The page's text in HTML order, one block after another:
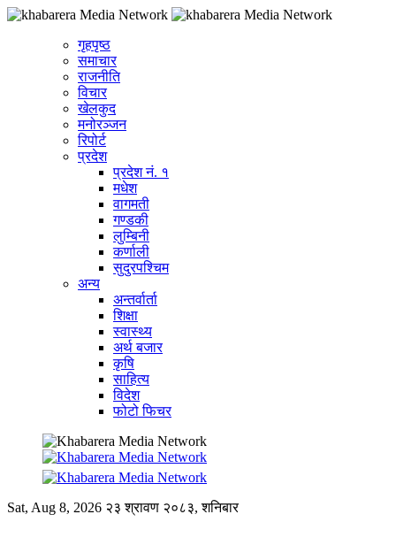
गृहपृष्ठ
समाचार
राजनीति
विचार
खेलकुद
मनोरञ्जन
रिपोर्ट
प्रदेश
प्रदेश नं. १
मधेश
वागमती
गण्डकी
लुम्बिनी
कर्णाली
सुदुरपश्चिम
अन्य
अन्तर्वार्ता
शिक्षा
स्वास्थ्य
अर्थ बजार
कृषि
साहित्य
विदेश
फोटो फिचर
Sat, Aug 8, 2026 २३ श्रावण २०८३, शनिबार